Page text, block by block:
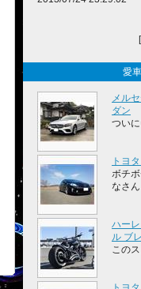
[
愛
メル
ダン
つい
トヨ
ボチ
なさ
ハー
ル ブ
この